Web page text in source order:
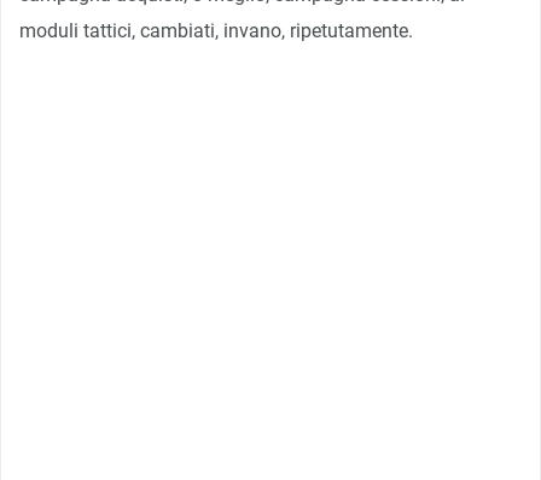
moduli tattici, cambiati, invano, ripetutamente.